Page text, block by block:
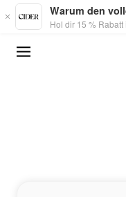
Skip to main content
Warum den
Hol dir 15 %